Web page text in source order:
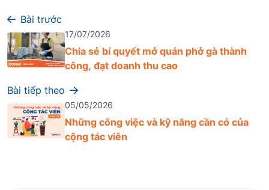
Bài trước
17/07/2026
Chia sẻ bí quyết mở quán phở gà thành
công, đạt doanh thu cao
Bài tiếp theo
05/05/2026
Những công việc và kỹ năng cần có của
cộng tác viên